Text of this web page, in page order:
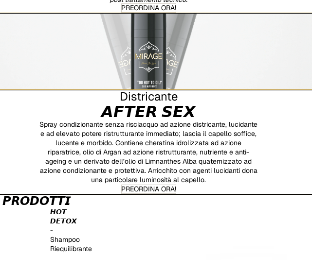
PREORDINA ORA!
Districante
𝘼𝙁𝙏𝙀𝙍 𝙎𝙀𝙓
Spray condizionante senza risciacquo ad azione districante, lucidante
e ad elevato potere ristrutturante immediato; lascia il capello soffice,
lucente e morbido. Contiene cheratina idrolizzata ad azione
riparatrice, olio di Argan ad azione ristrutturante, nutriente e anti-
ageing e un derivato dell’olio di Limnanthes Alba quaternizzato ad
azione condizionante e protettiva. Arricchito con agenti lucidanti dona
una particolare luminosità al capello.
PREORDINA ORA!
𝙋𝙍𝙊𝘿𝙊𝙏𝙏𝙄
𝙃𝙊𝙏
𝘿𝙀𝙏𝙊𝙓
-
Shampoo
Riequilibrante